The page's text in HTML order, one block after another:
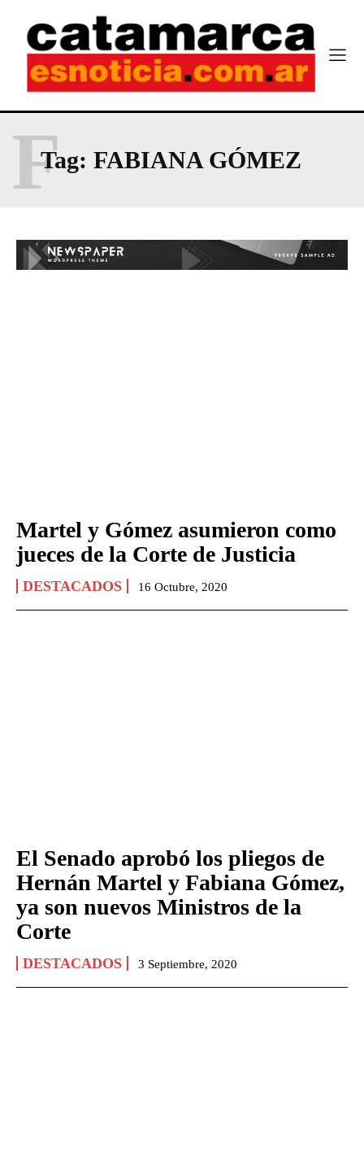
Tag: FABIANA GÓMEZ
F
Martel y Gómez asumieron como
jueces de la Corte de Justicia
DESTACADOS 16 Octubre, 2020
El Senado aprobó los pliegos de
Hernán Martel y Fabiana Gómez,
ya son nuevos Ministros de la
Corte
DESTACADOS 3 Septiembre, 2020